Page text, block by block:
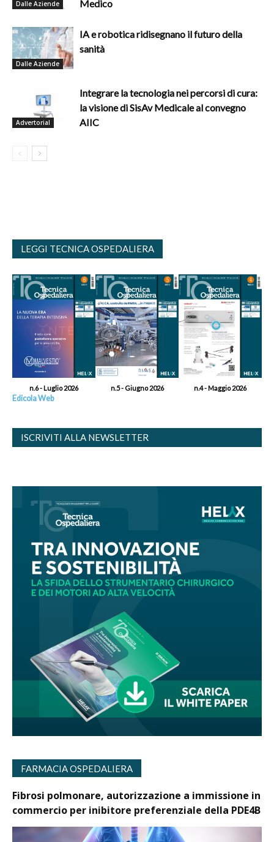
Dalle Aziende Medico
Dalle Aziende
IA e robotica ridisegnano il futuro della
sanità
Advertorial
Integrare la tecnologia nei percorsi di cura:
la visione di SisAv Medicale al convegno
AIIC
LEGGI TECNICA OSPEDALIERA
n.6 - Luglio 2026 n.5 - Giugno 2026 n.4 - Maggio 2026
Edicola Web
ISCRIVITI ALLA NEWSLETTER
FARMACIA OSPEDALIERA
Fibrosi polmonare, autorizzazione a immissione in
commercio per inibitore preferenziale della PDE4B